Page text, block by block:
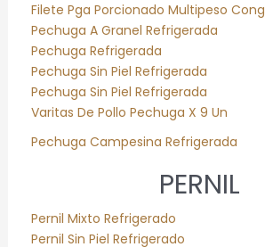
Filete Pga Porcionado Multipeso Cong
Pechuga A Granel Refrigerada
Pechuga Refrigerada
Pechuga Sin Piel Refrigerada
Pechuga Sin Piel Refrigerada
Varitas De Pollo Pechuga X 9 Un
Pechuga Campesina Refrigerada
PERNIL
Pernil Mixto Refrigerado
Pernil Sin Piel Refrigerado